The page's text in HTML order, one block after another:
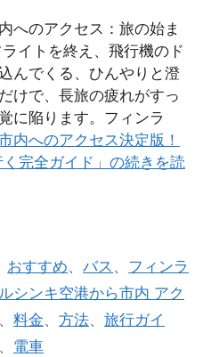
へのアクセス：旅の始ま
イトを終え、飛行機のド
んでくる、ひんやりと澄
けで、長旅の疲れがすっ
に陥ります。フィンラ
内へのアクセス決定版！
完全ガイド」の続きを読
おすすめ、バス 、 フィンラ
シンキ空港から市内 アク
、 料金、 方法、 旅行ガイ
、 電車